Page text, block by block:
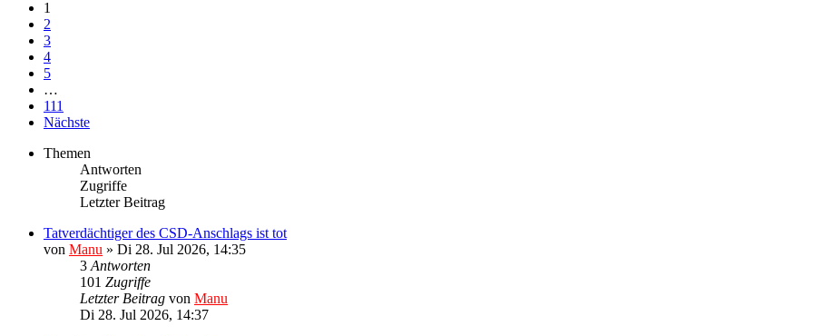
1
2
3
4
5
…
111
Nächste
Themen
Antworten
Zugriffe
Letzter Beitrag
Tatverdächtiger des CSD-Anschlags ist tot
von Manu » Di 28. Jul 2026, 14:35
3 Antworten
101 Zugriffe
Letzter Beitrag von Manu
Di 28. Jul 2026, 14:37